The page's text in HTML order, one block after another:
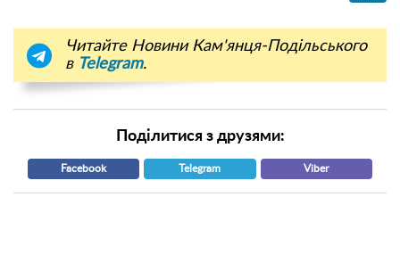
Читайте Новини Кам'янця-Подільського
в Telegram.
Поділитися з друзями:
Facebook Telegram Viber